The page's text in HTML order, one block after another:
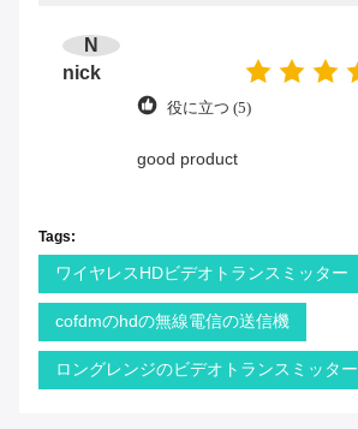
N
nick
役に立つ (5)
good product
Tags:
ワイヤレスHDビデオトランスミッター
cofdmのhdの無線電信の送信機
ロングレンジのビデオトランスミッター